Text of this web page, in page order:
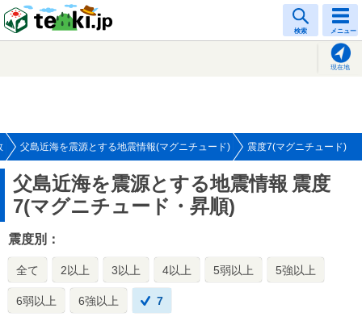
検索 メニュー
現在地
父島近海を震源とする地震情報(マグニチュード) 震度7(マグニチュード)
父島近海を震源とする地震情報 震度
7(マグニチュード・昇順)
震度別：
全て 2以上 3以上 4以上 5弱以上 5強以上
6弱以上 6強以上 7